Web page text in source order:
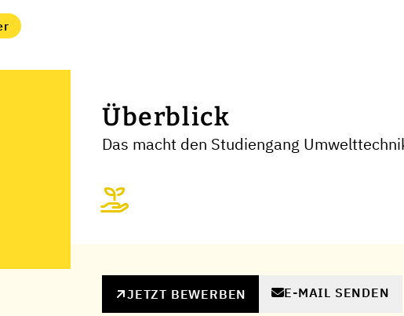
Überblick
Das macht den Studiengang
JETZT BEWERBEN E-MAIL SENDEN